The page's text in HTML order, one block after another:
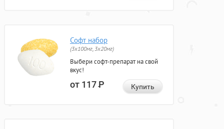
Софт набор
(3x100мг, 3x20мг)
Выбери софт-препарат на свой
вкус!
от 117Р Купить